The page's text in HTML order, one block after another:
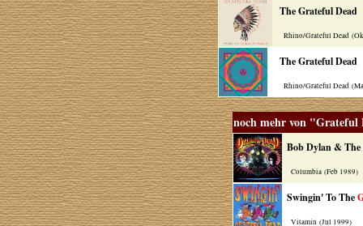
The Grateful Dead
Rhino/Grateful Dead
The Grateful Dead
Rhino/Grateful Dead
noch mehr von "Grateful
Bob Dylan & The
Columbia (Feb 1989)
Swingin' To The
Vitamin (Jul 1999)